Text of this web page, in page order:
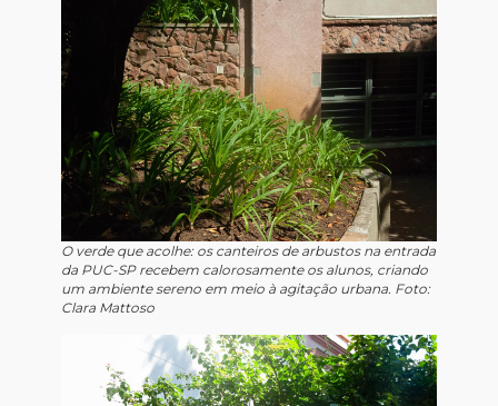
O verde que acolhe: os canteiros de arbustos na entrada
da PUC-SP recebem calorosamente os alunos, criando
um ambiente sereno em meio à agitação urbana. Foto:
Clara Mattoso